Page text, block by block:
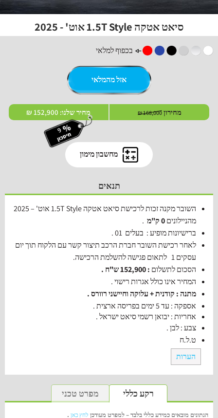
סיאט אטקה 1.5T Style אוט' - 2025
בכפוף למלאי
אזל מהמלאי
מחירון 168,000 ₪ מחיר שלנו: 152,900 ₪
מחשבון מימון
תנאים
השובר מקנה זכות לרכישת סיאט אטקה 1.5TStyle
אוט' – 2025
מהניילונים0 ק"מ
.
ברישיונות מופיע : בעלים 01 .
לאחר רכישת השובר חברת הרכב תיצור קשר עם הלקוח תוך יום
עסקים 1 לתאום פגישה להשלמת הרכישה.
הסכום לתשלום : 152,900 ש"ח .
המחיר אינו כולל אגרות רישוי .
מתנה : קודנית + עלוקה וחיישני רוורס .
אספקה : עד 5 ימים בפריסה ארצית .
אחריות : יבואן רשמי סיאט ישראל .
צבע : לבן .
ט.ל.ח
הערות
רקע כללי מפרט טכני
הנתונים מובאים כמידע כללי בלבד – למפרט מעודכן לחץ כאן .